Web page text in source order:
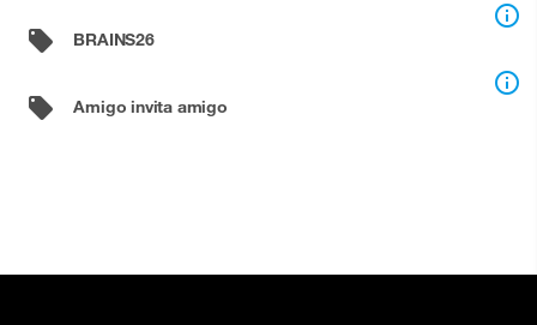
local_offer BRAINS26
info_outline
local_offer Amigo invita amigo
info_outline